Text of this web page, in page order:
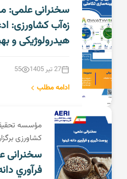
سخنرانی علمی:
زه‌آب کشاورزی:
هیدرولوژیکی و
27 تیر 1405 55
ادامه مطلب
مؤسسه
کشاورزی
سخنرانی
فرآوري